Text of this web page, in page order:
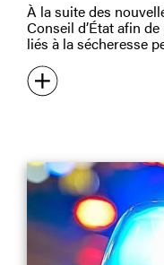
À la suite des
Conseil d’État afin
liés à la sécheresse